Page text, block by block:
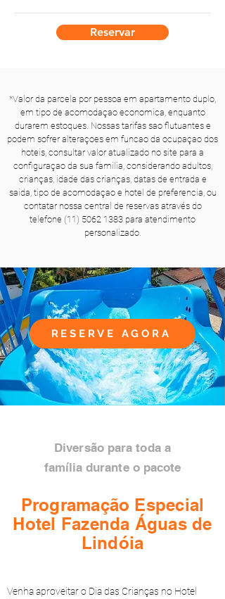
Reservar
*Valor da parcela por pessoa em apartamento duplo,
em tipo de acomodaçao economica, enquanto
durarem estoques. Nossas tarifas sao flutuantes e
podem sofrer alteraçoes em funcao da ocupaçao dos
hoteis, consultar valor atualizado no site para a
configuraçao da sua familia, considerando adultos,
crianças, idade das crianças, datas de entrada e
saida, tipo de acomodaçao e hotel de preferencia, ou
contatar nossa central de reservas através do
telefone (11) 5062 1383 para atendimento
personalizado.
RESERVE AGORA
Diversão para toda a
famíliadurante o pacote
Programação Especial
Hotel Fazenda Águas de
Lindóia
Venha aproveitar o Dia das Crianças no Hotel